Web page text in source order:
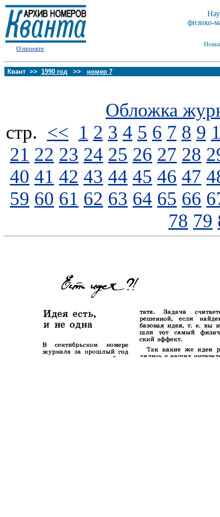
О проекте
физико-
Квант >> 1990 год >> номер 7
Обложка
стp. << 1 2 3 4 5 6 7 8 9
21 22 23 24 25 26 27 28
40 41 42 43 44 45 46 47
59 60 61 62 63 64 65 66
78 79